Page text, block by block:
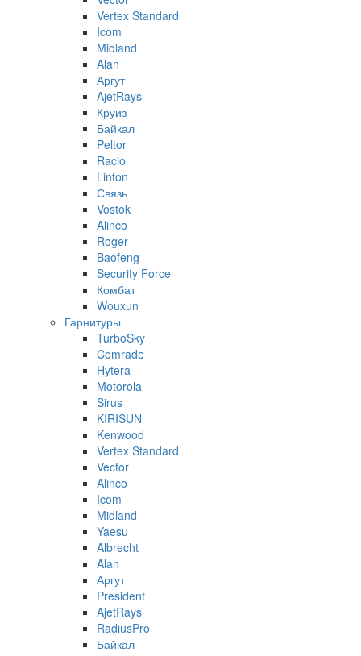
Vertex Standard
Icom
Midland
Alan
Аргут
AjetRays
Круиз
Байкал
Peltor
Racio
Linton
Связь
Vostok
Alinco
Roger
Baofeng
Security Force
Комбат
Wouxun
Гарнитуры
TurboSky
Comrade
Hytera
Motorola
Sirus
KIRISUN
Kenwood
Vertex Standard
Vector
Alinco
Icom
Midland
Yaesu
Albrecht
Alan
Аргут
President
AjetRays
RadiusPro
Байкал